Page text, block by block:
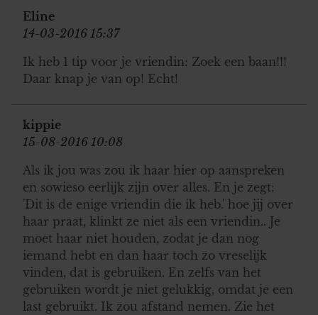
Eline
14-03-2016 15:37
Ik heb 1 tip voor je vriendin: Zoek een baan!!!
Daar knap je van op! Echt!
kippie
15-08-2016 10:08
Als ik jou was zou ik haar hier op aanspreken
en sowieso eerlijk zijn over alles. En je zegt:
'Dit is de enige vriendin die ik heb.' hoe jij over
haar praat, klinkt ze niet als een vriendin.. Je
moet haar niet houden, zodat je dan nog
iemand hebt en dan haar toch zo vreselijk
vinden, dat is gebruiken. En zelfs van het
gebruiken wordt je niet gelukkig, omdat je een
last gebruikt. Ik zou afstand nemen. Zie het